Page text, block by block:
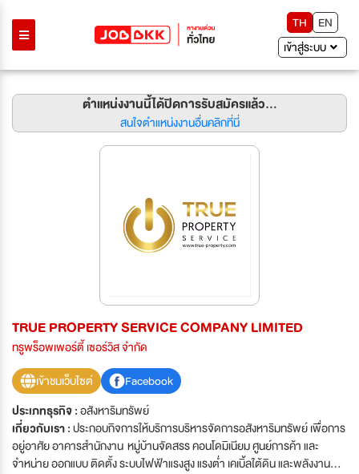
TH
EN
เข้าสู่ระบบ
ตำแหน่งงานนี้ได้ปิดการรับสมัครแล้ว...
สนใจตำแหน่งงานอื่นคลิกที่นี่
TRUE PROPERTY SERVICE COMPANY LIMITED
ทรูพร็อพเพอร์ตี้ เซอร์วิส จำกัด
เข้าชมเว็บไซต์
Facebook
ประเภทธุรกิจ :อสังหาริมทรัพย์
เกี่ยวกับเรา :ประกอบกิจการให้บริการบริหารจัดการอสังหาริมทรัพย์ เพื่อการ
อยู่อาศัย อาคารสำนักงาน หมู่บ้านจัดสรร คอนโดมิเนียม ศูนย์การค้า และ
จำหน่าย ออกแบบ ติดตั้ง ระบบไฟฟ้าแรงสูง แรงต่ำ เคเบิ้ลใต้ดิน และพลังงาน